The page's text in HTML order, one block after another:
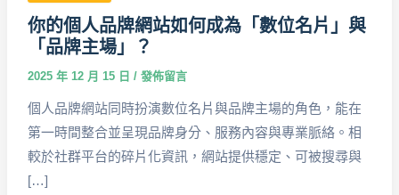
你的個人品牌網站如何成為「數位名片」與
「品牌主場」？
2025 年 12 月 15 日 / 發佈留言
個人品牌網站同時扮演數位名片與品牌主場的角色，能在
第一時間整合並呈現品牌身分、服務內容與專業脈絡。相
較於社群平台的碎片化資訊，網站提供穩定、可被搜尋與
[…]